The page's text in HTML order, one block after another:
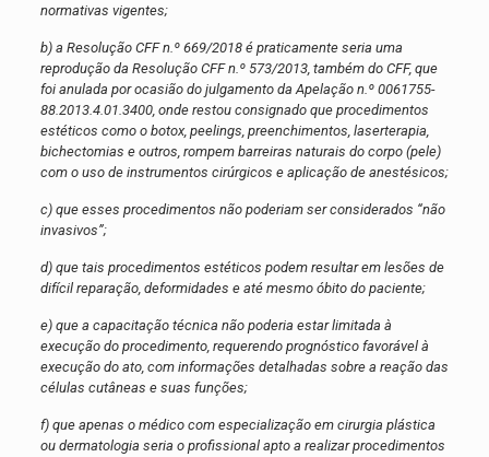
normativas vigentes;
b) a Resolução CFF n.º 669/2018 é praticamente seria uma
reprodução da Resolução CFF n.º 573/2013, também do CFF, que
foi anulada por ocasião do julgamento da Apelação n.º 0061755-
88.2013.4.01.3400, onde restou consignado que procedimentos
estéticos como o botox, peelings, preenchimentos, laserterapia,
bichectomias e outros, rompem barreiras naturais do corpo (pele)
com o uso de instrumentos cirúrgicos e aplicação de anestésicos;
c) que esses procedimentos não poderiam ser considerados “não
invasivos”;
d) que tais procedimentos estéticos podem resultar em lesões de
difícil reparação, deformidades e até mesmo óbito do paciente;
e) que a capacitação técnica não poderia estar limitada à
execução do procedimento, requerendo prognóstico favorável à
execução do ato, com informações detalhadas sobre a reação das
células cutâneas e suas funções;
f) que apenas o médico com especialização em cirurgia plástica
ou dermatologia seria o profissional apto a realizar procedimentos